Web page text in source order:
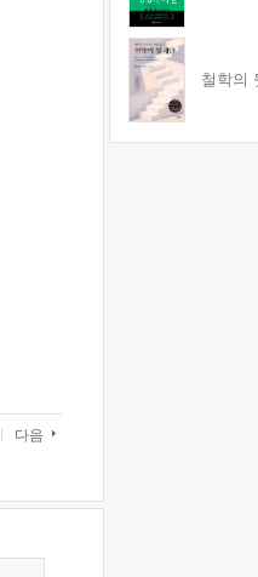
다음
철학의